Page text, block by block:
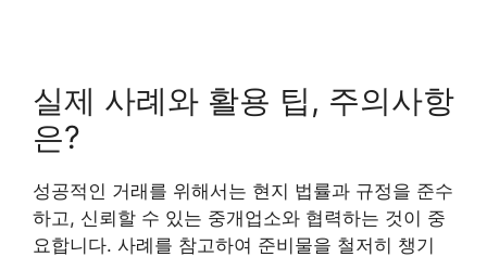
실제 사례와 활용 팁, 주의사항
은?
성공적인 거래를 위해서는 현지 법률과 규정을 준수
하고, 신뢰할 수 있는 중개업소와 협력하는 것이 중
요합니다. 사례를 참고하여 준비물을 철저히 챙기